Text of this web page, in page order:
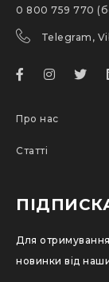
0 800 759 770
Telegram,
Про нас
Статті
Для отримування
новинки від